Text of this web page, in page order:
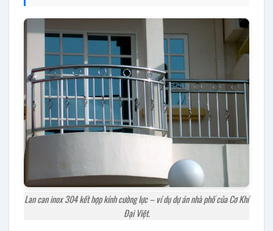
Lan can inox 304 kết hợp kính cường lực – ví dụ dự án nhà phố của Cơ Khí
Đại Việt.